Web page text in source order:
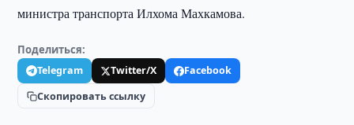
министра транспорта Илхома Махкамова.
Поделиться:
Telegram Twitter/X
Facebook
Скопировать ссылку